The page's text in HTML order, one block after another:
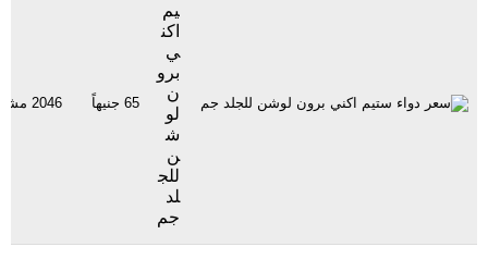
يم
اكن
ي
برو
ن
لو
ش
ن
للج
لد
جم
65 جنيهاً 2046 مشاهدة